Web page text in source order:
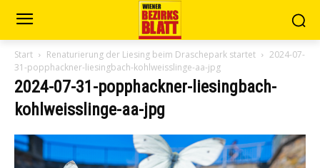
Start Renaturierung der Liesing beim Draschepark startet
2024-07-
31-popphackner-liesingbach-kohlweisslinge-aa-jpg
2024-07-31-popphackner-liesingbach-
kohlweisslinge-aa-jpg